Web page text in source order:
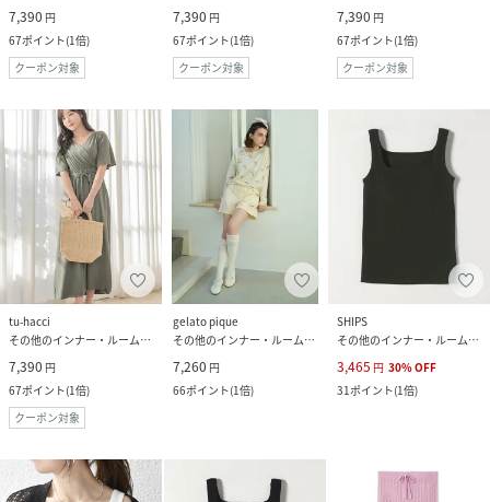
7,390 円
67ポイント(1倍)
クーポン対象
7,390 円
67ポイント(1倍)
クーポン対象
7,390 円
67ポイント(1倍)
クーポン対象
tu-hacci
その他のインナー・ルームウェア
7,390 円
67ポイント(1倍)
クーポン対象
gelato pique
その他のインナー・ルームウェア
7,260 円
66ポイント(1倍)
SHIPS
その他のインナー・ルームウェア
3,465 円 30%OFF
31ポイント(1倍)